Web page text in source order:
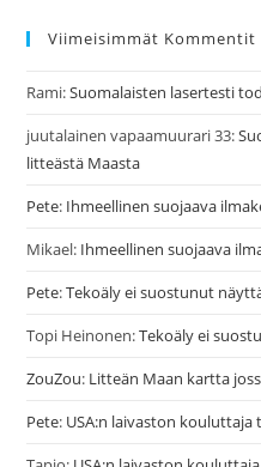
Viimeisimmät Kommentit
Rami:Suomalaisten lasertesti
juutalainen vapaamuurari 33:
litteästä Maasta
Pete: Ihmeellinen suojaava
Mikael: Ihmeellinen suojaava
Pete:Tekoäly ei suostunut
Topi Heinonen:Tekoäly ei
ZouZou: Litteän Maan kartta
Pete: USA:n laivaston kouluttaja